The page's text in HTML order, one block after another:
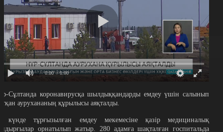
0:00 / 0:00
Сұлтанда коронавирусқа шылдыққандарды емдеу үшін салынып
аурухананың құрылысы аяқталды.
күнде тұрғызылған емдеу мекемесіне қазір медициналық
орнатылып жатыр. 280 адамға шақталған госпитальда